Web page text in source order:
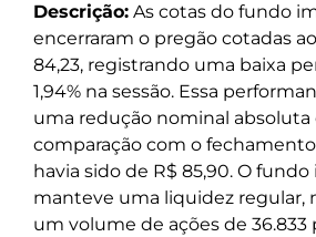
Descrição: As cotas do fundo
encerraram o pregão cotadas
84,23, registrando uma baixa
1,94% na sessão. Essa
uma redução nominal absoluta
comparação com o
havia sido de R$ 85,90. O
manteve uma liquidez regular,
um volume de ações de 36.833